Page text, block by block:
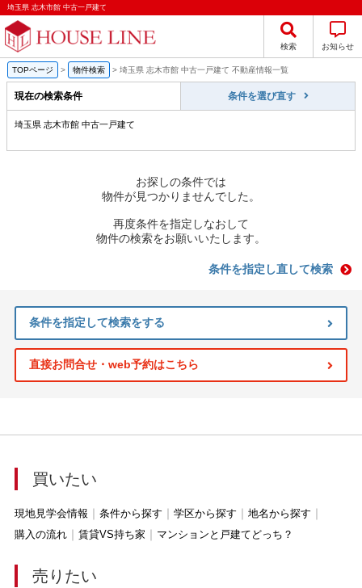
埼玉県 志木市館 中古一戸建て
検索 お知らせ
TOPページ > 物件検索 > 埼玉県 志木市館 中古一戸建て 不動産情報一覧
現在の検索条件 条件を選び直す
埼玉県 志木市館 中古一戸建て
お探しの条件では
物件が見つかりませんでした。
再度条件を指定しなおして
物件の検索をお願いいたします。
条件を指定し直して検索
条件を指定して検索をする
直接お問合せ・web予約はこちら
買いたい
現地見学会情報 条件から探す 学区から探す
地名から探す
購入の流れ
賃貸VS持ち家 マンションと戸建てどっち？
売りたい